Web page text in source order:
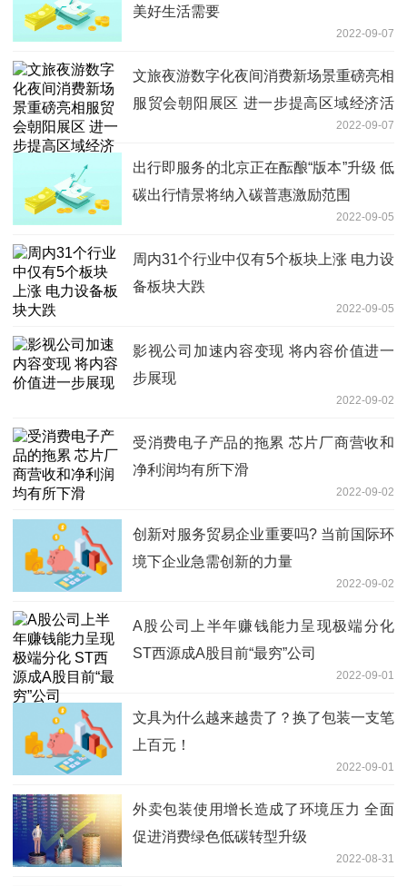
美好生活需要
2022-09-07
文旅夜游数字化夜间消费新场景重磅亮相
服贸会朝阳展区 进一步提高区域经济活
2022-09-07
出行即服务的北京正在酝酿“版本”升级 低
碳出行情景将纳入碳普惠激励范围
2022-09-05
周内31个行业中仅有5个板块上涨 电力设
备板块大跌
2022-09-05
影视公司加速内容变现 将内容价值进一
步展现
2022-09-02
受消费电子产品的拖累 芯片厂商营收和
净利润均有所下滑
2022-09-02
创新对服务贸易企业重要吗? 当前国际环
境下企业急需创新的力量
2022-09-02
A股公司上半年赚钱能力呈现极端分化
ST西源成A股目前“最穷”公司
2022-09-01
文具为什么越来越贵了？换了包装一支笔
上百元！
2022-09-01
外卖包装使用增长造成了环境压力 全面
促进消费绿色低碳转型升级
2022-08-31